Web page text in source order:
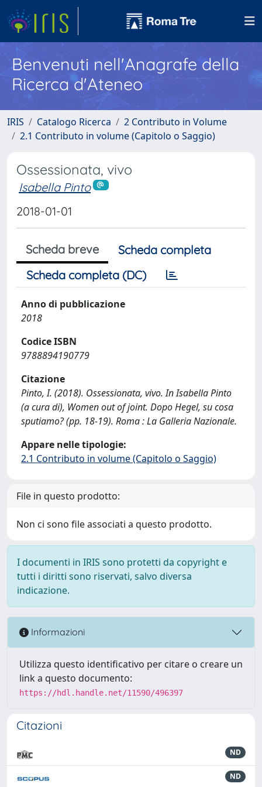
Benvenuti nell'Anagrafe della
Ricerca d'Ateneo
IRIS Catalogo Ricerca
2 Contributo in Volume
2.1 Contributo in volume (Capitolo o Saggio)
Ossessionata, vivo
Isabella Pinto
2018-01-01
Scheda breve
Scheda completa
Scheda completa (DC)
Anno di pubblicazione
2018
Codice ISBN
9788894190779
Citazione
Pinto, I. (2018). Ossessionata, vivo. In Isabella Pinto
(a cura di), Women out of joint. Dopo Hegel, su cosa
sputiamo? (pp. 18-19). Roma : La Galleria Nazionale.
Appare nelle tipologie:
2.1 Contributo in volume (Capitolo o Saggio)
File in questo prodotto:
Non ci sono file associati a questo prodotto.
I documenti in IRIS sono protetti da copyright e
tutti i diritti sono riservati, salvo diversa
indicazione.
Informazioni
Utilizza questo identificativo per citare o creare un
link a questo documento:
https://hdl.handle.net/11590/496397
Citazioni
ND
ND